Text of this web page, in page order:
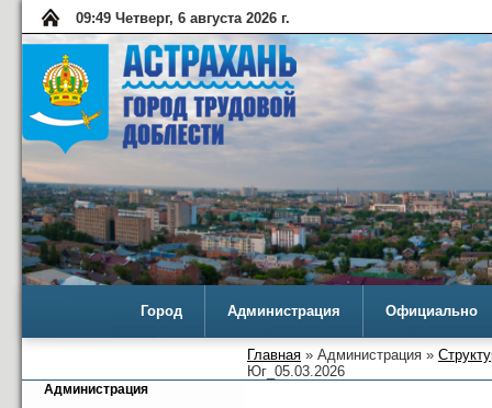
09:49 Четверг, 6 августа 2026 г.
Город Администрация Официально
Главная » Администрация »
Юг_05.03.2026
Администрация